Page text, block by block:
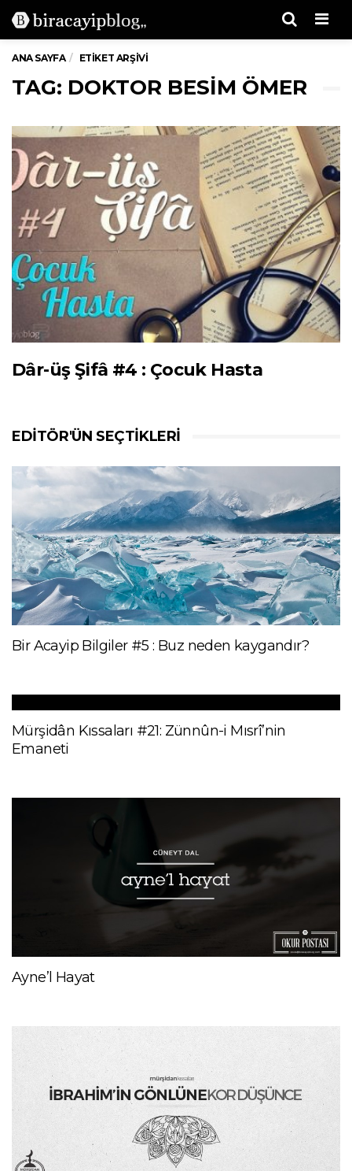
ANA SAYFA ETIKET ARŞIVI
TAG: DOKTOR BESIM ÖMER
Dâr-üş Şifâ #4 : Çocuk Hasta
EDITÖR'ÜN SEÇTIKLERI
Bir Acayip Bilgiler #5 : Buz neden kaygandır?
Mürşidân Kıssaları #21: Zünnûn-i Mısrî’nin
Emaneti
Ayne’l Hayat